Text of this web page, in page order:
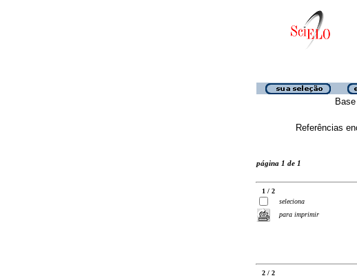
Referências
página 1 de 1
1 / 2
seleciona
para imprimir
2 / 2